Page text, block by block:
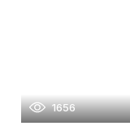
1656